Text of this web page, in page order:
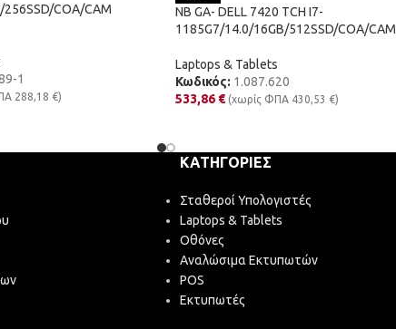
COA/CAM
1
288,18 €)
NB GA- DELL 7420 TCH I7-
1185G7/14.0/16GB/512SSD/COA/CAM
Laptops & Tablets
Κωδικός: 1.087.620
533,86 € (χωρίς ΦΠΑ 430,53 €)
ΚΑΤΗΓΟΡΊΕΣ
Σταθεροί Υπολογιστές
Laptops & Tablets
Οθόνες
Αναλώσιμα Εκτυπωτών
POS
Εκτυπωτές